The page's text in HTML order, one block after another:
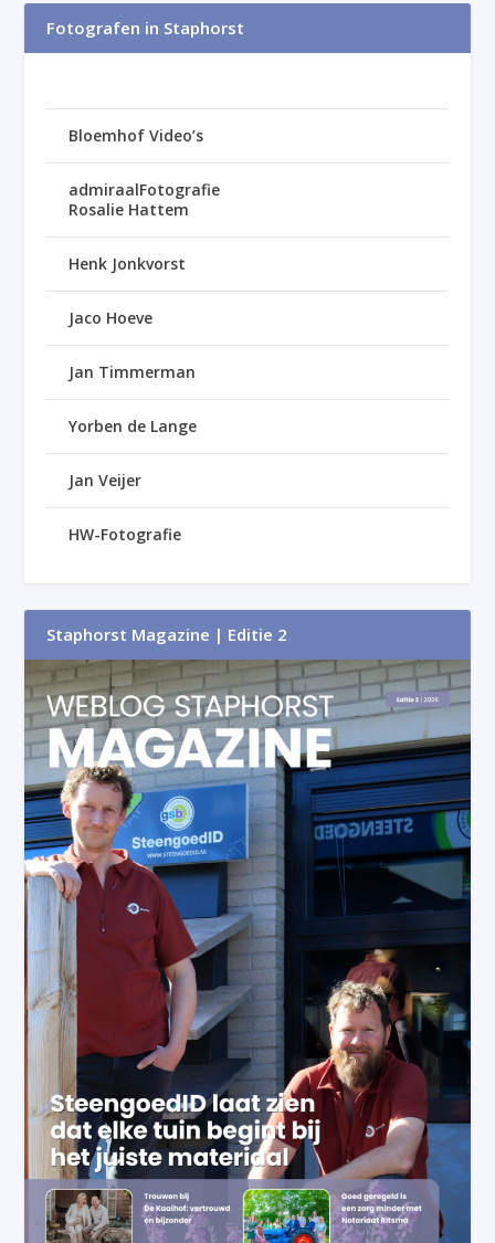
Fotografen in Staphorst
Bloemhof Video’s
admiraalFotografie
Rosalie Hattem
Henk Jonkvorst
Jaco Hoeve
Jan Timmerman
Yorben de Lange
Jan Veijer
HW-Fotografie
Staphorst Magazine | Editie 2